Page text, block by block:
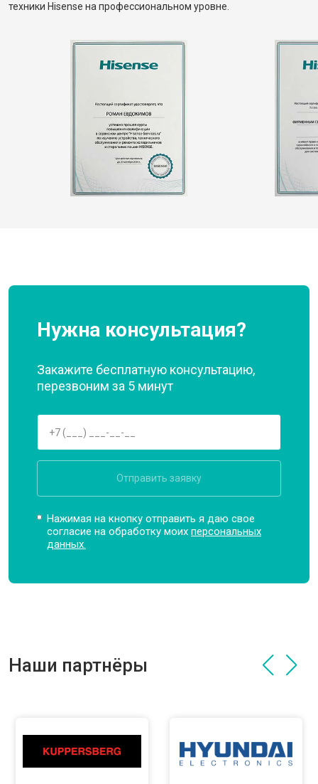
техники Hisense на профессиональном уровне.
Нужна консультация?
Закажите бесплатную консультацию,
перезвоним за 5 минут
Отправить заявку
Нажимая на кнопку отправить я даю свое
согласие на обработку моихперсональных
данных.
Наши партнёры